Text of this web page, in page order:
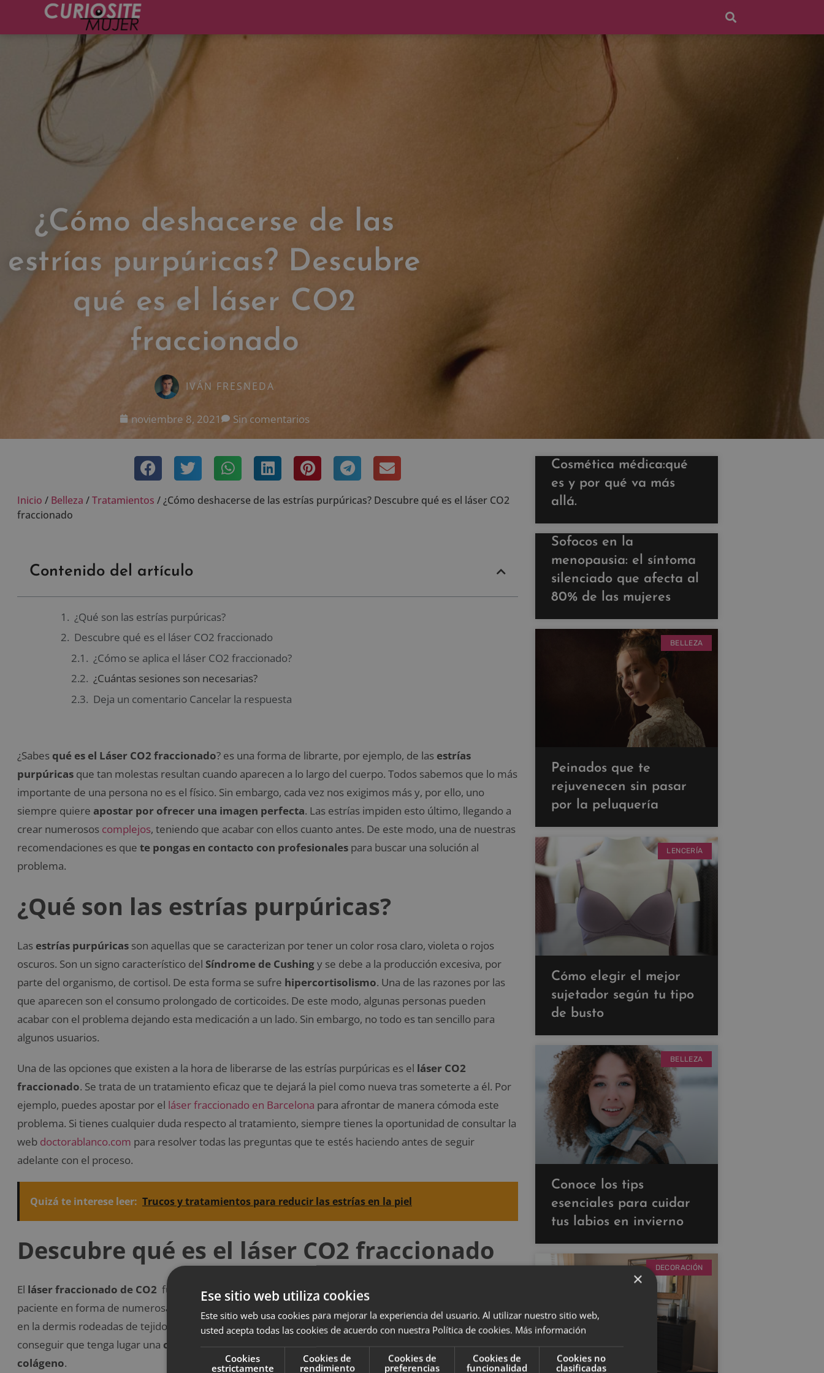
¿Cómo deshacerse de las
estrías purpúricas? Descubre
qué es el láser CO2
fraccionado
IVÁN FRESNEDA
noviembre 8, 2021 Sin comentarios
Inicio / Belleza /Tratamientos /¿Cómo deshacerse de las estrías purpúricas? Descubre qué es el láser CO2
fraccionado
Contenido del artículo
¿Qué son las estrías purpúricas?
Descubre qué es el láser CO2 fraccionado
¿Cómo se aplica el láser CO2 fraccionado?
¿Cuántas sesiones son necesarias?
Deja un comentario Cancelar la respuesta
¿Sabes qué es el Láser CO2 fraccionado? es una forma de librarte, por ejemplo, de las estrías
purpúricas que tan molestas resultan cuando aparecen a lo largo del cuerpo. Todos sabemos que lo más
importante de una persona no es el físico. Sin embargo, cada vez nos exigimos más y, por ello, uno
siempre quiere apostar por ofrecer una imagen perfecta. Las estrías impiden esto último, llegando a
crear numerosos complejos, teniendo que acabar con ellos cuanto antes. De este modo, una de nuestras
recomendaciones es que te pongas en contacto con profesionales para buscar una solución al
problema.
¿Qué son las estrías purpúricas?
Las estrías purpúricas son aquellas que se caracterizan por tener un color rosa claro, violeta o rojos
oscuros. Son un signo característico del Síndrome de Cushingy se debe a la producción excesiva, por
parte del organismo, de cortisol. De esta forma se sufre hipercortisolismo. Una de las razones por las
que aparecen son el consumo prolongado de corticoides. De este modo, algunas personas pueden
acabar con el problema dejando esta medicación a un lado. Sin embargo, no todo es tan sencillo para
algunos usuarios.
Una de las opciones que existen a la hora de liberarse de las estrías purpúricas es el láser CO2
fraccionado. Se trata de un tratamiento eficaz que te dejará la piel como nueva tras someterte a él. Por
ejemplo, puedes apostar por el láser fraccionado en Barcelona para afrontar de manera cómoda este
problema. Si tienes cualquier duda respecto al tratamiento, siempre tienes la oportunidad de consultar la
web doctorablanco.com para resolver todas las preguntas que te estés haciendo antes de seguir
adelante con el proceso.
Quizá te interese leer: Trucos y tratamientos para reducir las estrías en la piel
Descubre qué es el láser CO2 fraccionado
El láser fraccionado de CO2 funciona emitiendo pequeños haces de luz. Estos penetran en la piel del
paciente en forma de numerosas columnas térmicas. Se trata de heridas microscópicas que permanecen
en la dermis rodeadas de tejido sano. Este último es el que contiene queratinocitos y son capaces de
conseguir que tenga lugar una cicatrización rápida. También tienen la capacidad de
producir
colágeno.
Cosmética médica:qué
es y por qué va más
allá.
Sofocos en la
menopausia: el síntoma
silenciado que afecta al
80% de las mujeres
BELLEZA
Peinados que te
rejuvenecen sin pasar
por la peluquería
LENCERÍA
Cómo elegir el mejor
sujetador según tu tipo
de busto
BELLEZA
Conoce los tips
esenciales para cuidar
tus labios en invierno
DECORACIÓN
×
Ese sitio web utiliza cookies
Este sitio web usa cookies para mejorar la experiencia del usuario. Al utilizar nuestro sitio web,
usted acepta todas las cookies de acuerdo con nuestra Política de cookies. Más información
Cookies
estrictamente
Cookies de
rendimiento
Cookies de
preferencias
Cookies de
funcionalidad
Cookies no
clasificadas